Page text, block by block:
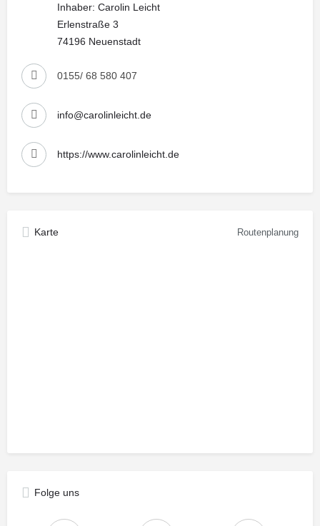
Inhaber: Carolin Leicht
Erlenstraße 3
74196 Neuenstadt
0155/ 68 580 407
info@carolinleicht.de
https://www.carolinleicht.de
Karte Routenplanung
Folge uns